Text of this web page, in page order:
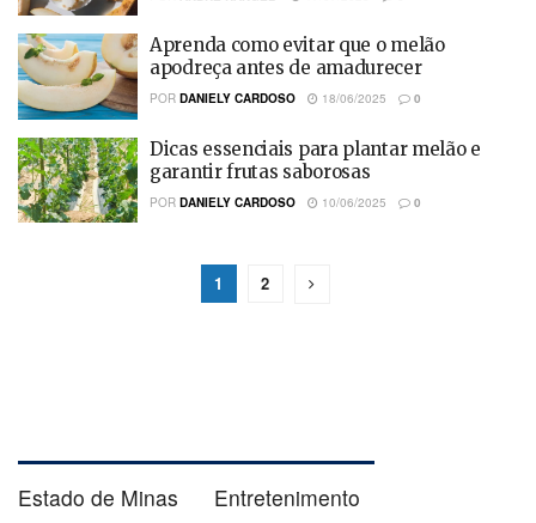
Aprenda como evitar que o melão
apodreça antes de amadurecer
POR DANIELY CARDOSO 18/06/2025 0
Dicas essenciais para plantar melão e
garantir frutas saborosas
POR DANIELY CARDOSO 10/06/2025 0
1 2
Estado de Minas Entretenimento